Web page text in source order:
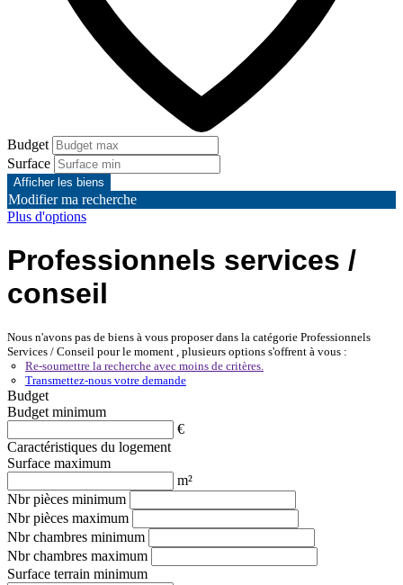
Budget
Surface
Modifier ma recherche
Plus d'options
Professionnels services /
conseil
Nous n'avons pas de biens à vous proposer dans la catégorie Professionnels
Services / Conseil pour le moment , plusieurs options s'offrent à vous :
Re-soumettre la recherche avec moins de critères.
Transmettez-nous votre demande
Budget
Budget minimum
€
Caractéristiques du logement
Surface maximum
m²
Nbr pièces minimum
Nbr pièces maximum
Nbr chambres minimum
Nbr chambres maximum
Surface terrain minimum